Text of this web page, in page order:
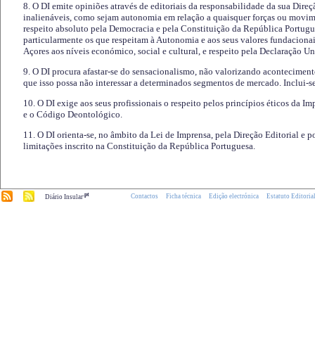
8. O DI emite opiniões através de editoriais da responsabilidade da sua
inalienáveis, como sejam autonomia em relação a quaisquer forças ou
respeito absoluto pela Democracia e pela Constituição da República
particularmente os que respeitam à Autonomia e aos seus valores
Açores aos níveis económico, social e cultural, e respeito pela Declaração
9. O DI procura afastar-se do sensacionalismo, não valorizando
que isso possa não interessar a determinados segmentos de mercado.
10. O DI exige aos seus profissionais o respeito pelos princípios éticos da
e o Código Deontológico.
11. O DI orienta-se, no âmbito da Lei de Imprensa, pela Direção Editorial e
limitações inscrito na Constituição da República Portuguesa.
Diário Insular.pt Contactos Ficha técnica Edição electrónica Estatuto Editorial